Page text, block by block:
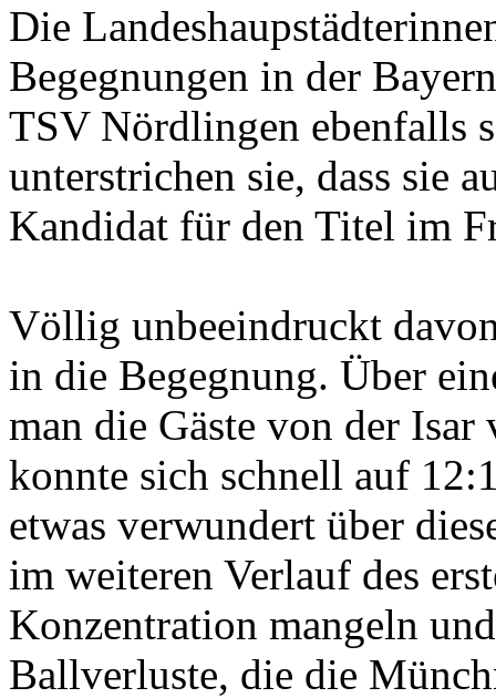
Die
Begegnungen in der
TSV Nördlingen ebenfalls
unterstrichen sie, dass sie
Kandidat für den Titel im
Völlig unbeeindruckt
in die Begegnung. Über
man die Gäste von der
konnte sich schnell auf
etwas verwundert über
im weiteren Verlauf des
Konzentration mangeln
Ballverluste, die die